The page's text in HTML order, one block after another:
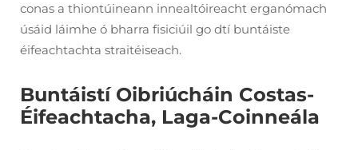
conas a thiontúineann innealtóireacht erganómach
úsáid láimhe ó bharra fisiciúil go dtí buntáiste
éifeachtachta straitéiseach.
Buntáistí Oibriúcháin Costas-
Éifeachtacha, Laga-Coinneála